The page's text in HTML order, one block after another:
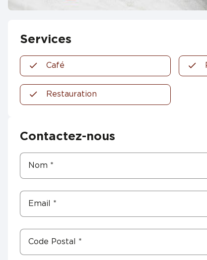
Services
Café
Restauration
Contactez-nous